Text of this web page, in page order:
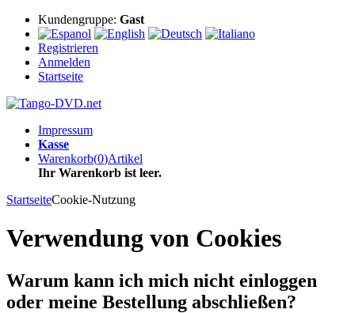
Kundengruppe: Gast
Registrieren
Anmelden
Startseite
Impressum
Kasse
Warenkorb(0)Artikel
Ihr Warenkorb ist leer.
StartseiteCookie-Nutzung
Verwendung von Cookies
Warum kann ich mich nicht einloggen
oder meine Bestellung abschließen?